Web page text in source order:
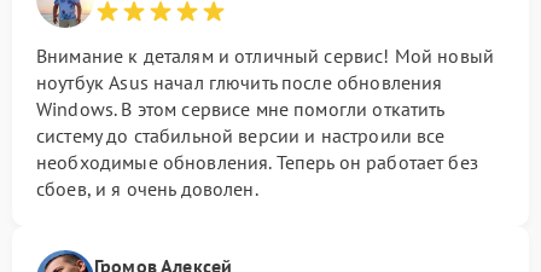
Внимание к деталям и отличный сервис! Мой новый
ноутбук Asus начал глючить после обновления
Windows. В этом сервисе мне помогли откатить
систему до стабильной версии и настроили все
необходимые обновления. Теперь он работает без
сбоев, и я очень доволен.
Громов Алексей